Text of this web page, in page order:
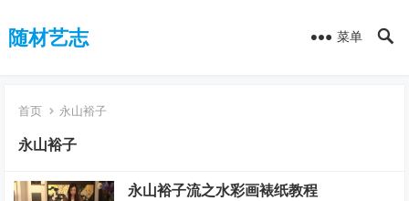
随材艺志 菜单
首页 永山裕子
永山裕子
永山裕子流之水彩画裱纸教程